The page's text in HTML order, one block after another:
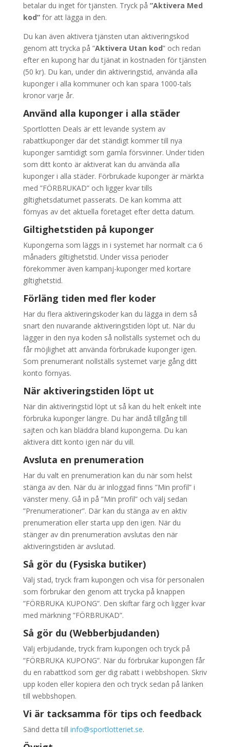
betalar du inget för tjänsten. Tryck på ”Aktivera Med
kod”för att lägga in den.
Du kan även aktivera tjänsten utan aktiveringskod
genom att trycka på ”Aktivera Utan kod” och redan
efter en kupong har du tjänat in kostnaden för tjänsten
(50 kr). Du kan, under din aktiveringstid, använda alla
kuponger i alla kommuner och kan spara 1000-tals
kronor varje år.
Använd alla kuponger i alla städer
Sportlotten Deals är ett levande system av
rabattkuponger där det ständigt kommer till nya
kuponger samtidigt som gamla försvinner. Under tiden
som ditt konto är aktiverat kan du använda alla
kuponger i alla städer. Förbrukade kuponger är märkta
med ”FÖRBRUKAD” och ligger kvar tills
giltighetsdatumet passerats. De kan komma att
förnyas av det aktuella företaget efter detta datum.
Giltighetstiden på kuponger
Kupongerna som läggs in i systemet har normalt c:a 6
månaders giltighetstid. Under vissa perioder
förekommer även kampanj-kuponger med kortare
giltighetstid.
Förläng tiden med fler koder
Har du flera aktiveringskoder kan du lägga in dem så
snart den nuvarande aktiveringstiden löpt ut. När du
lägger in den nya koden så nollställs systemet och du
får möjlighet att använda förbrukade kuponger igen.
Som prenumerant nollställs systemet varje gång ditt
konto förnyas.
När aktiveringstiden löpt ut
När din aktiveringstid löpt ut så kan du helt enkelt inte
förbruka kuponger längre. Du har ändå tillgång till
sajten och kan bläddra bland kupongerna. Du kan
aktivera ditt konto igen när du vill.
Avsluta en prenumeration
Har du valt en prenumeration kan du när som helst
stänga av den. När du är inloggad finns ”Min profil” i
vänster meny. Gå in på ”Min profil” och välj sedan
”Prenumerationer”. Där kan du stänga av en aktiv
prenumeration eller starta upp den igen. När du
stänger av din prenumeration avslutas den när
aktiveringstiden är avslutad.
Så gör du (Fysiska butiker)
Välj stad, tryck fram kupongen och visa för personalen
som förbrukar den genom att trycka på knappen
”FÖRBRUKA KUPONG”. Den skiftar färg och ligger kvar
med märkning ”FÖRBRUKAD”.
Så gör du (Webberbjudanden)
Välj erbjudande, tryck fram kupongen och tryck på
”FÖRBRUKA KUPONG”. När du förbrukar kupongen får
du en rabattkod som ger dig rabatt i webbshopen. Skriv
upp koden eller kopiera den och tryck sedan på länken
till webbshopen.
Vi är tacksamma för tips och feedback
Sänd detta till info@sportlotteriet.se.